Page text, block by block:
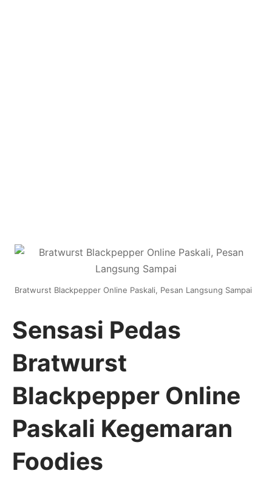
Bratwurst Blackpepper Online Paskali, Pesan Langsung Sampai
Sensasi Pedas
Bratwurst
Blackpepper Online
Paskali Kegemaran
Foodies